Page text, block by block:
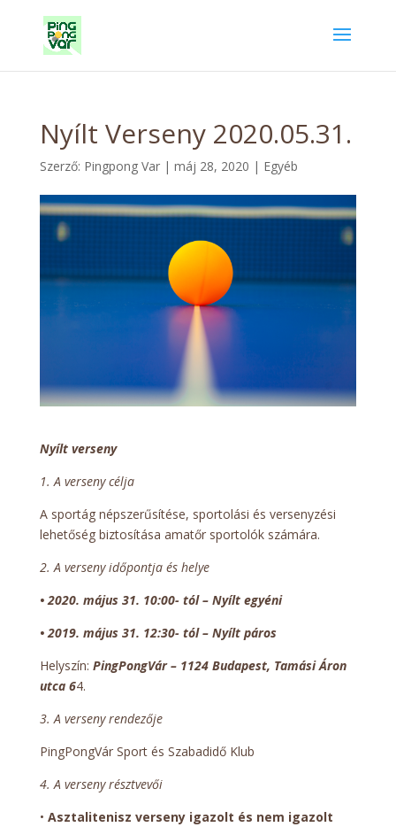
Nyílt Verseny 2020.05.31.
Szerző: Pingpong Var| máj 28, 2020 | Egyéb
Nyílt verseny
1. A verseny célja
A sportág népszerűsítése, sportolási és versenyzési
lehetőség biztosítása amatőr sportolók számára.
2. A verseny időpontja és helye
• 2020. május 31. 10:00- tól – Nyílt egyéni
•2019. május 31. 12:30- tól – Nyílt páros
Helyszín: PingPongVár – 1124 Budapest, Tamási Áron
utca 64.
3. A verseny rendezője
PingPongVár Sport és Szabadidő Klub
4. A verseny résztvevői
• Asztalitenisz verseny igazolt és nem igazolt